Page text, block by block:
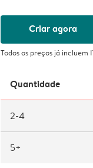
Criar agora
Todos os preços já incluem
Quantidade
2-4
5+